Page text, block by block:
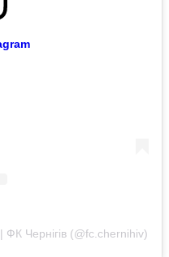
Чернігів (@fc.chernihiv)